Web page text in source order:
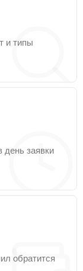
и типы
день заявки
обратится